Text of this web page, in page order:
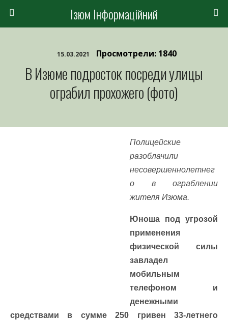
Ізюм Інформаційний
15.03.2021 Просмотрели: 1840
В Изюме подросток посреди улицы
ограбил прохожего (фото)
Полицейские
разоблачили
несовершеннолетнег
о в ограблении
жителя Изюма.
Юноша под угрозой
применения
физической силы
завладел
мобильным
телефоном и
денежными
средствами в сумме 250 гривен 33-летнего